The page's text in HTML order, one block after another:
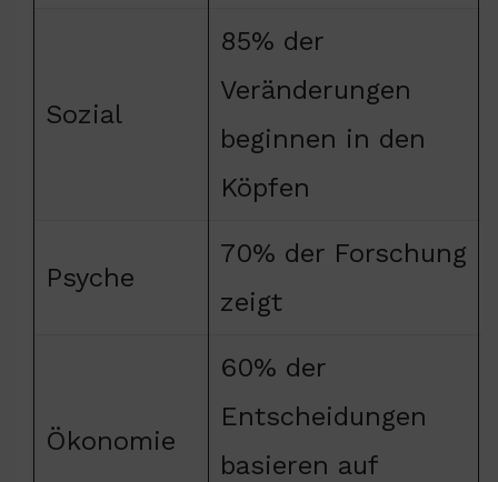
Sozial
85% der
Veränderungen
beginnen in den
Köpfen
Psyche
70% der Forschung
zeigt
Ökonomie
60% der
Entscheidungen
basieren auf